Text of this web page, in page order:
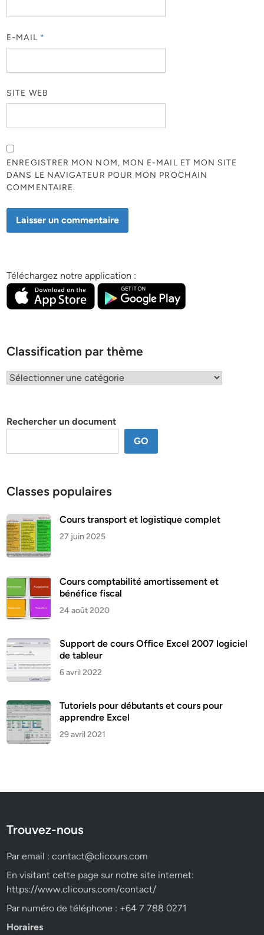
E-MAIL *
SITE WEB
ENREGISTRER MON NOM, MON E-MAIL ET MON SITE
DANS LE NAVIGATEUR POUR MON PROCHAIN
COMMENTAIRE.
Téléchargez notre application :
Classification par thème
Classification
Rechercher un document
GO
Classes populaires
Cours transport et logistique complet
27 juin 2025
Cours comptabilité amortissement et
bénéfice fiscal
24 août 2020
Support de cours Office Excel 2007 logiciel
de tableur
6 avril 2022
Tutoriels pour débutants et cours pour
apprendre Excel
29 avril 2021
Trouvez-nous
Par email :contact@clicours.com
En visitant cette page sur notre site internet:
https://www.clicours.com/contact/
Par numéro de téléphone : +64 7 788 0271
Horaires